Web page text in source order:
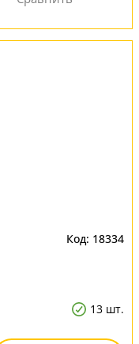
18334
13 шт.